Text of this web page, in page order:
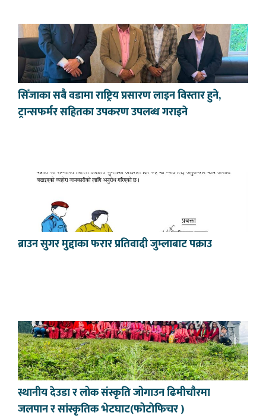
सिँजाका सबै वडामा राष्ट्रिय प्रसारण लाइन विस्तार हुने,
ट्रान्सफर्मर सहितका उपकरण उपलब्ध गराइने
ब्राउन सुगर मुद्दाका फरार प्रतिवादी जुम्लाबाट पक्राउ
स्थानीय देउडा र लोक संस्कृति जोगाउन ढिमीचौरमा
जलपान र सांस्कृतिक भेटघाट(फोटोफिचर )